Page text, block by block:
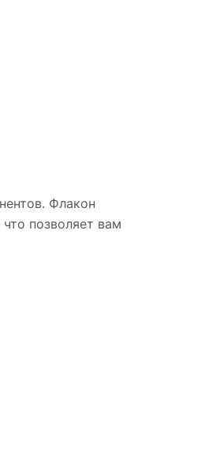
Флакон
позволяет вам